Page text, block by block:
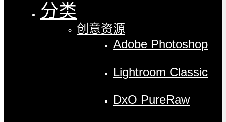
分类
创意资源
Adobe Photoshop
Lightroom Classic
DxO PureRaw